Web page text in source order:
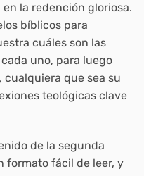
la redención gloriosa.
bíblicos para
cuáles son las
uno, para luego
cualquiera que sea su
teológicas clave
de la segunda
formato fácil de leer, y